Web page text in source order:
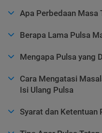
Apa Perbedaan Masa
Berapa Lama Pulsa
Mengapa Pulsa yang
Cara Mengatasi
Isi Ulang Pulsa
Syarat dan Ketentuan